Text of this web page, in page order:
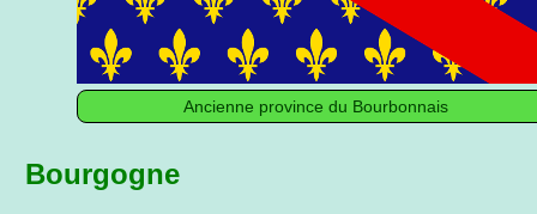
Ancienne province du Bourbonnais
Bourgogne